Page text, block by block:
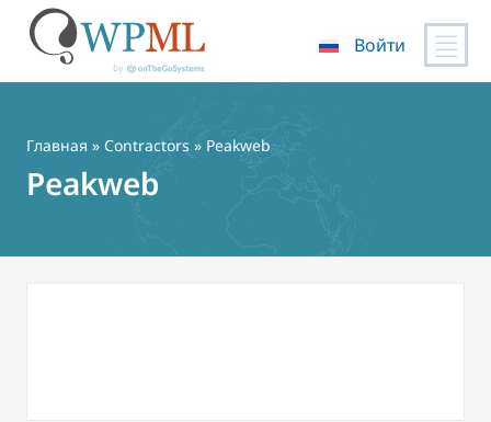
содержимому
Войти
Главная » Contractors » Peakweb
Peakweb